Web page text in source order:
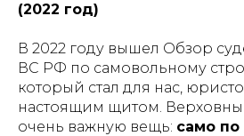
(2022 год)
В 2022 году вышел Обзор
ВС РФ по самовольному
который стал для нас,
настоящим щитом.
очень важную вещь: само по